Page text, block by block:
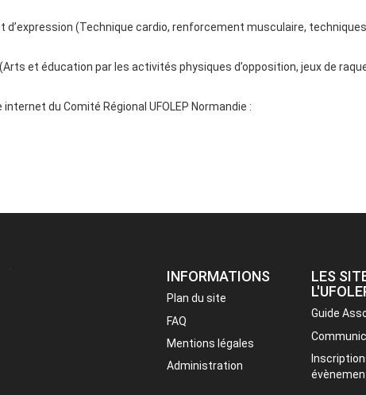
d’expression (Technique cardio, renforcement musculaire,
et éducation par les activités physiques d’opposition, jeux de
du Comité Régional UFOLEP Normandie :
INFORMATIONS
Plan du site
FAQ
Mentions légales
Administration
LES
Guide